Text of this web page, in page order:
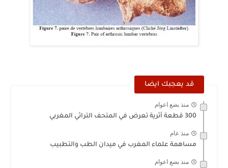
قد يعجبك ايضا
منذ بضع اعوام
300 قطعة أثرية تعرض في المتحف التراثي المغربي
منذ عام
مساهمة علماء المغرب في ميدان الطب والتطبيب
منذ بضع اعوام